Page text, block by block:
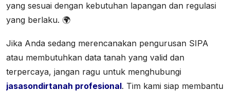
yang sesuai dengan kebutuhan lapangan dan regulasi
yang berlaku. 🌍
Jika Anda sedang merencanakan pengurusan SIPA
atau membutuhkan data tanah yang valid dan
terpercaya, jangan ragu untuk menghubungi
jasasondirtanah profesional. Tim kami siap membantu